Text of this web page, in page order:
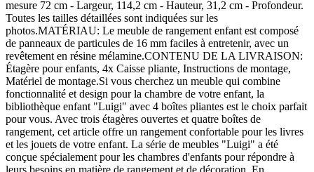
mesure 72 cm - Largeur, 114,2 cm - Hauteur, 31,2 cm - Profondeur.
Toutes les tailles détaillées sont indiquées sur les
photos.MATÉRIAU: Le meuble de rangement enfant est composé
de panneaux de particules de 16 mm faciles à entretenir, avec un
revêtement en résine mélamine.CONTENU DE LA LIVRAISON:
Étagère pour enfants, 4x Caisse pliante, Instructions de montage,
Matériel de montage.Si vous cherchez un meuble qui combine
fonctionnalité et design pour la chambre de votre enfant, la
bibliothèque enfant "Luigi" avec 4 boîtes pliantes est le choix parfait
pour vous. Avec trois étagères ouvertes et quatre boîtes de
rangement, cet article offre un rangement confortable pour les livres
et les jouets de votre enfant. La série de meubles "Luigi" a été
conçue spécialement pour les chambres d'enfants pour répondre à
leurs besoins en matière de rangement et de décoration. En